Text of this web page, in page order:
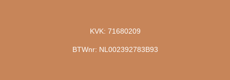
KVK: 71680209
BTWnr: NL002392783B93